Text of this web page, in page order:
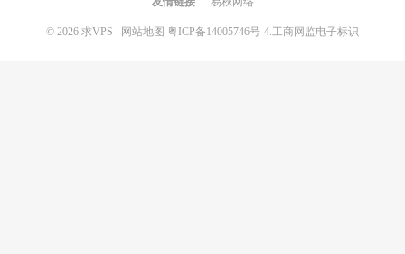
© 2026 求VPS 网站地图 粤ICP备14005746号-4.工商网监电子标识